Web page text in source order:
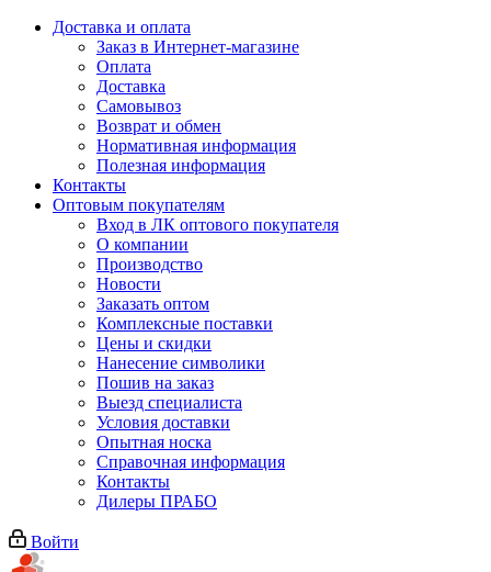
Доставка и оплата
Заказ в Интернет-магазине
Оплата
Доставка
Самовывоз
Возврат и обмен
Нормативная информация
Полезная информация
Контакты
Оптовым покупателям
Вход в ЛК оптового покупателя
О компании
Производство
Новости
Заказать оптом
Комплексные поставки
Цены и скидки
Нанесение символики
Пошив на заказ
Выезд специалиста
Условия доставки
Опытная носка
Справочная информация
Контакты
Дилеры ПРАБО
Войти